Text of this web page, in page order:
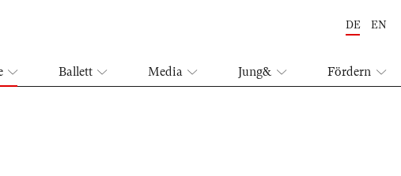
DE EN
Ballett Media Jung& Fördern